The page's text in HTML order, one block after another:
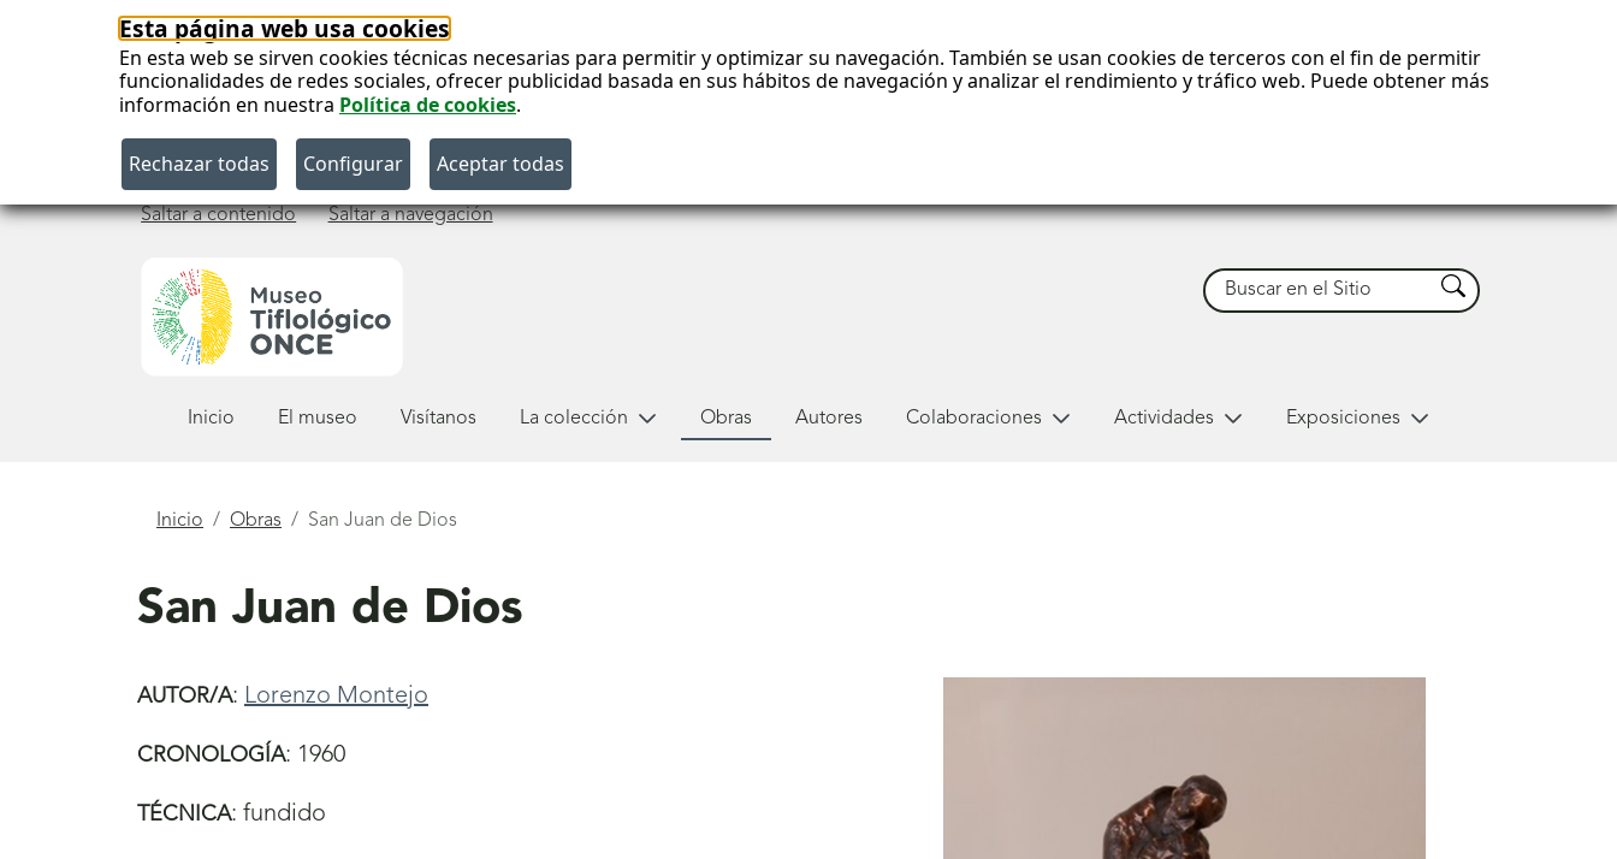
Esta página web usa cookies
En esta web se sirven cookies técnicas necesarias para permitir y optimizar su navegación. También se usan cookies de terceros con el fin de permitir
funcionalidades de redes sociales, ofrecer publicidad basada en sus hábitos de navegación y analizar el rendimiento y tráfico web. Puede obtener más
información en nuestra Política de cookies.
Saltar a contenido Saltar a navegación
Buscar Buscar
Inicio El museo Visítanos La colección Obras Autores Colaboraciones Actividades Exposiciones
Está
Inicio Obras San Juan de Dios
San Juan de Dios
AUTOR/A: Lorenzo Montejo
CRONOLOGÍA: 1960
TÉCNICA: fundido